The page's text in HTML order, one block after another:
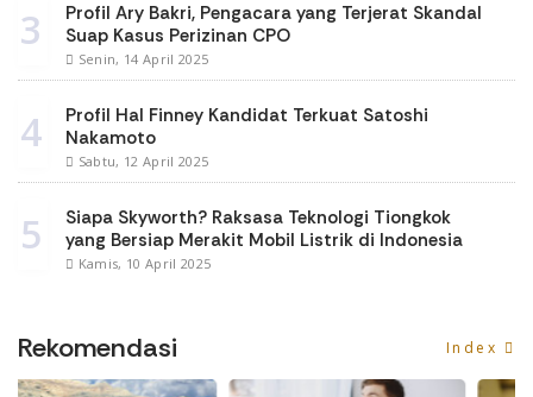
3
Profil Ary Bakri, Pengacara yang Terjerat Skandal
Suap Kasus Perizinan CPO
Senin, 14 April 2025
4
Profil Hal Finney Kandidat Terkuat Satoshi
Nakamoto
Sabtu, 12 April 2025
5
Siapa Skyworth? Raksasa Teknologi Tiongkok
yang Bersiap Merakit Mobil Listrik di Indonesia
Kamis, 10 April 2025
Rekomendasi Index